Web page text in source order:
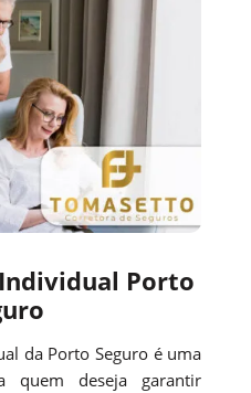
Porto
da Porto Seguro é uma
quem deseja garantir